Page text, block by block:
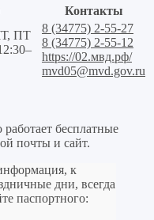
Контакты
ПТ
8 (34775) 2-55-27
8 (34775) 2-55-12
https://02.мвд.рф/
mvd05@mvd.gov.ru
бесплатные
почты и сайт.
к
дни, всегда
паспортного: